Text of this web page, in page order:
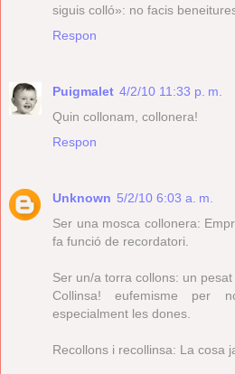
siguis colló»: no facis
Respon
Puigmalet 4/2/10 11:33 p. m.
Quin collonam, collonera!
Respon
Unknown 5/2/10 6:03 a. m.
Ser una mosca collonera:
fa funció de recordatori.
Ser un/a torra collons: un
Collinsa! eufemisme per
especialment les dones.
Recollons i recollinsa: La cosa